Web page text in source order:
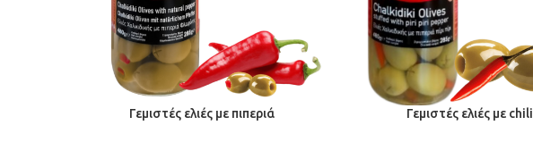
Γεμιστές ελιές με πιπεριά Γεμιστές ελιές με chili